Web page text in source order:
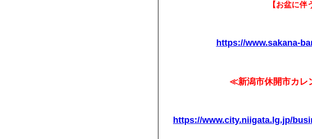
【お盆に伴
https://www.sakana-
≪新潟市休開市カレ
https://www.city.niigata.lg.jp/